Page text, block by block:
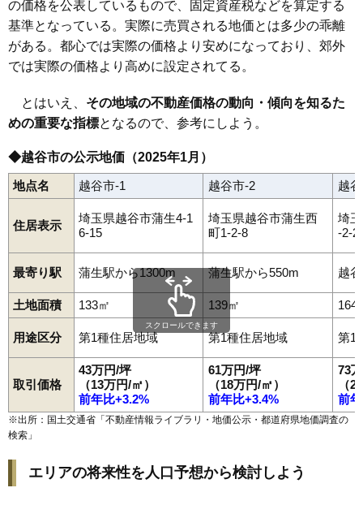
の価格を公表しているもので、固定資産税などを算定する
基準となっている。実際に売買される地価とは多少の乖離
がある。都心では実際の価格より安めになっており、郊外
では実際の価格より高めに設定されてる。
とはいえ、 その地域の不動産価格の動向・傾向を知るた
めの重要な指標となるので、参考にしよう。
◆越谷市の公示地価（2025年1月）
地点名 越谷市-1 越谷市-2 越
住居表示
埼玉県越谷市蒲生4-1
6-15
埼玉県越谷市蒲生西
町1-2-8
埼
-2-
最寄り駅 蒲生駅から1300m 蒲生駅から550m 越
土地面積 133㎡ 139㎡ 164
用途区分 第1種住居地域 第1種住居地域 第1
取引価格
43万円/坪
（13万円/㎡）
前年比+3.2%
61万円/坪
（18万円/㎡）
前年比+3.4%
73
（
前
スクロールできます
※出所：国土交通省「不動産情報ライブラリ・地価公示・都道府県地価調査の
検索 」
エリアの将来性を人口予想から検討しよう